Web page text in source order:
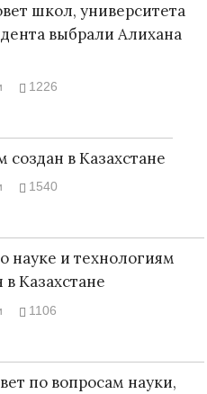
школ, университета
выбрали Алихана
1226
в Казахстане
1540
науке и технологиям
Казахстане
1106
по вопросам науки,